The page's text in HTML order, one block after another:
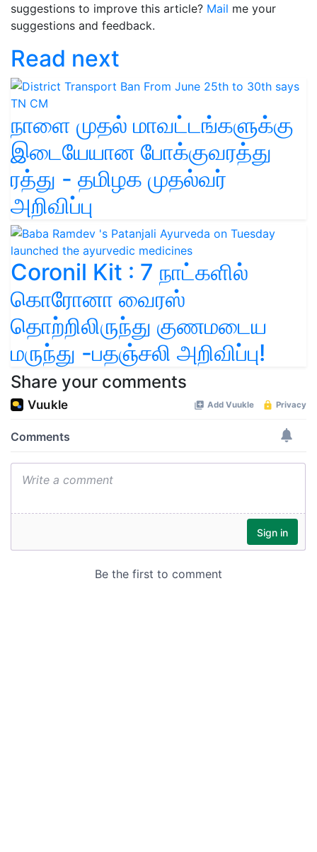
suggestions to improve this article? Mail me your
suggestions and feedback.
Read next
நாளை முதல் மாவட்டங்களுக்கு
இடையேயான போக்குவரத்து
ரத்து - தமிழக முதல்வர்
அறிவிப்பு
Coronil Kit : 7 நாட்களில்
கொரோனா வைரஸ்
தொற்றிலிருந்து குணமடைய
மருந்து -பதஞ்சலி அறிவிப்பு!
Share your comments